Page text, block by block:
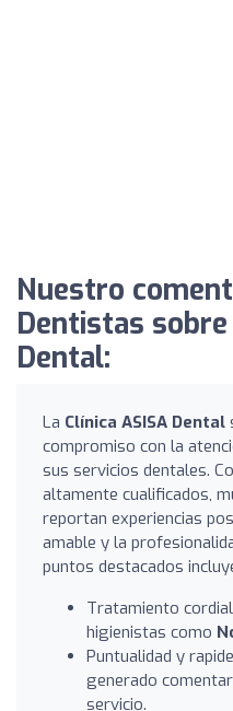
Nuestro
Dentistas sobre
Dental:
La Clínica ASISA Dental
compromiso con la
sus servicios dentales.
altamente cualificados,
reportan experiencias
amable y la
puntos destacados
Tratamiento
higienistas como
Puntualidad y
generado
servicio.